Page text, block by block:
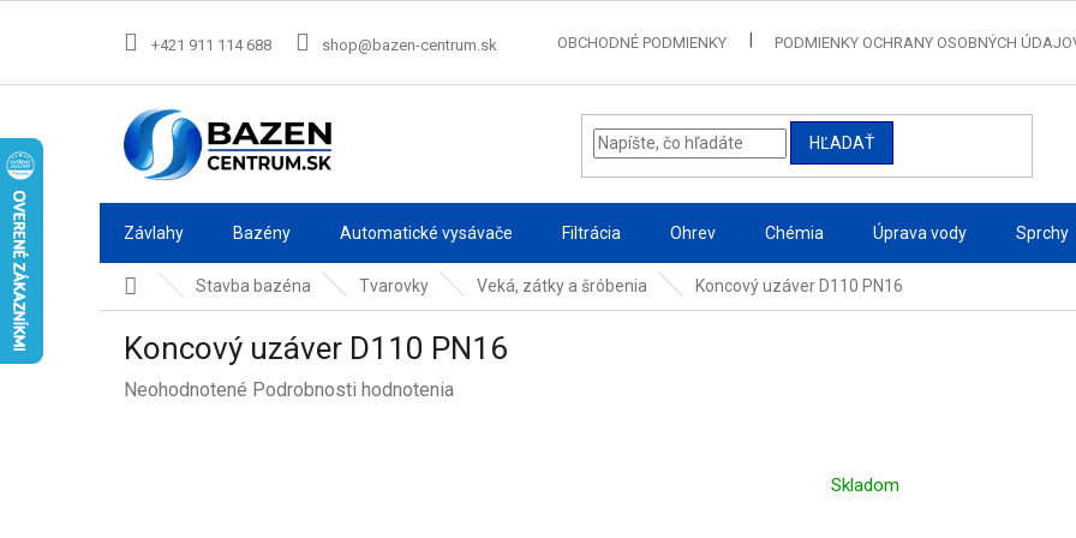
+421 911 114 688 shop@bazen-centrum.sk OBCHODNÉ PODMIENKY PODMIENKY OCHRANY OSOBNÝCH
HĽADAŤ
Závlahy Bazény Automatické vysávače Filtrácia Ohrev Chémia Úprava vody Sprchy
DomovStavba bazéna Tvarovky Veká, zátky a šróbenia Koncový uzáver D110 PN16
Koncový uzáver D110 PN16
Priemerné
Neohodnotené Podrobnosti hodnotenia
Skladom